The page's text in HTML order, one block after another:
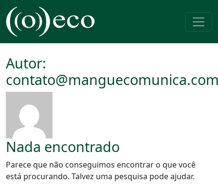
Pular para o conteúdo
Navegação principal
Autor:
Nada encontrado
Parece que não conseguimos encontrar o que você
está procurando. Talvez uma pesquisa pode ajudar.